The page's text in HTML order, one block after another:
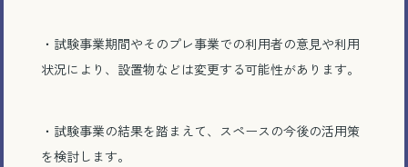
・試験事業期間やそのプレ事業での利用者の意見や利用
状況により、設置物などは変更する可能性があります。
・試験事業の結果を踏まえて、スペースの今後の活用策
を検討します。